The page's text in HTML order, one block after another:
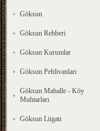
Göksun
Göksun Rehberi
Göksun Kurumlar
Göksun Pehlivanları
Göksun Mahalle - Köy
Muhtarları
Göksun Lügatı